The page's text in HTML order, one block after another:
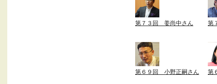
第７３回 姜尚中さん 第
第６９回 小野正嗣さん 第